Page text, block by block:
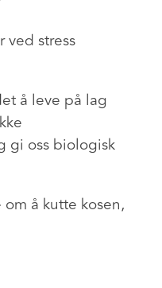
ved stress
å leve på lag
gi oss biologisk
å kutte kosen,